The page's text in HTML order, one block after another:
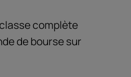
complète
de bourse sur